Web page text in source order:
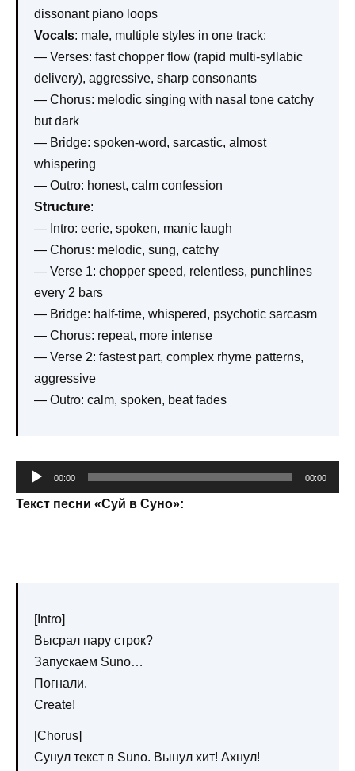
dissonant piano loops
Vocals: male, multiple styles in one track:
— Verses: fast chopper flow (rapid multi-syllabic
delivery), aggressive, sharp consonants
— Chorus: melodic singing with nasal tone catchy
but dark
— Bridge: spoken-word, sarcastic, almost
whispering
— Outro: honest, calm confession
Structure:
— Intro: eerie, spoken, manic laugh
— Chorus: melodic, sung, catchy
— Verse 1: chopper speed, relentless, punchlines
every 2 bars
— Bridge: half-time, whispered, psychotic sarcasm
— Chorus: repeat, more intense
— Verse 2: fastest part, complex rhyme patterns,
aggressive
— Outro: calm, spoken, beat fades
Аудиоплеер
00:00 00:00
Текст песни «Суй в Суно»:
[Intro]
Высрал пару строк?
Запускаем Suno…
Погнали.
Create!
[Chorus]
Сунул текст в Suno. Вынул хит! Ахнул!